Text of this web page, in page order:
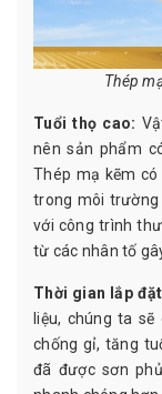
Thép
Tuổi thọ cao:
nên sản phẩm
Thép mạ kẽm
trong môi trường
với công trình
từ các nhân tố
Thời gian lắp
liệu, chúng ta
chống gỉ, tăng
đã được sơn